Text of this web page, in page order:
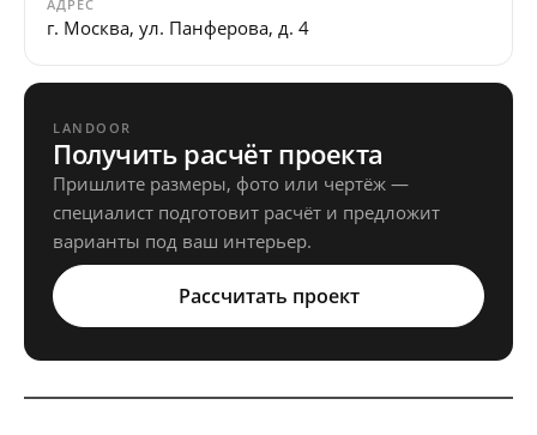
АДРЕС
г. Москва, ул. Панферова, д. 4
LANDOOR
Получить расчёт проекта
Пришлите размеры, фото или чертёж —
специалист подготовит расчёт и предложит
варианты под ваш интерьер.
Рассчитать проект